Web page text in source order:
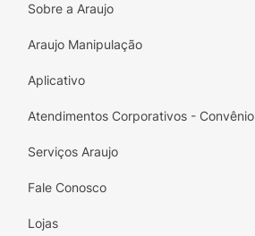
Sobre a Araujo
Araujo Manipulação
Aplicativo
Atendimentos Corporativos - Convênio
Serviços Araujo
Fale Conosco
Lojas